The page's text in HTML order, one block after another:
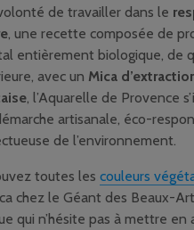
de travailler dans le
, une recette composée de
entièrement biologique, de
avec un Mica
, l’Aquarelle de Provence
artisanale, éco-
de l’environnement.
toutes les couleurs
chez le Géant des Beaux-
qui n’hésite pas à mettre en